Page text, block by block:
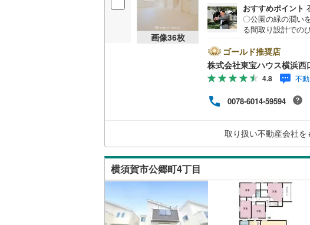
画像36枚
おすすめポイント
〇公園の緑の潤い
る間取り設計での
件を成約すると
約キャンペーン」
タンからお問い合
さい。※PayPayボ
から60日です。
金融機関/都市銀行
のものであり、
ーーーーーーーー
ゴールド推奨店
株式会社東宝ハウス横浜西
4.8 不
0078-6014-59594
取り扱い不動産会社を
横須賀市公郷町4丁目